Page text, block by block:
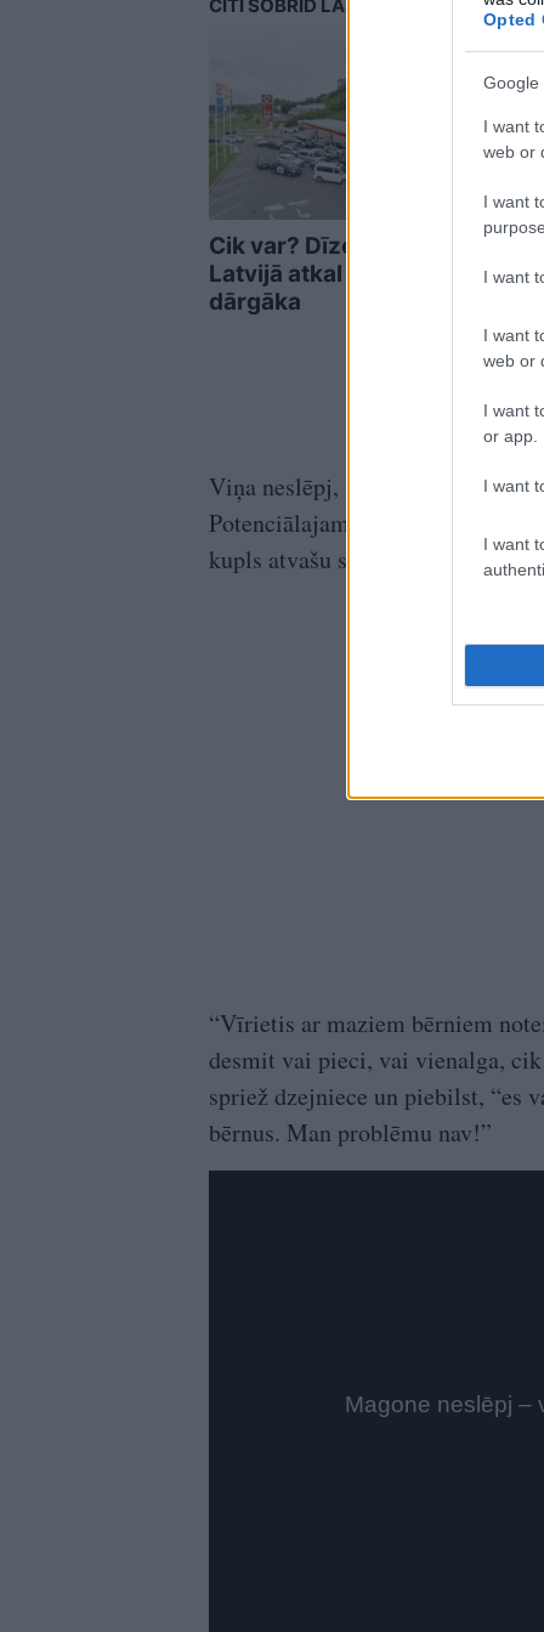
Opted
Google
I want
web or
I want
I want
I want
web or
I want
or app.
I want
I want
CITI ŠOBRĪD LASA
Cik var? Dīzeļdegviela
Latvijā atkal kļuvusi
dārgāka
Dzer
Viņa neslēpj, ka partnera
Potenciālajam dzīvesbiedram
kupls atvašu skaits.
“Vīrietis ar maziem bērniem
desmit vai pieci, vai vienalga,
spriež dzejniece un piebilst, “es
bērnus. Man problēmu nav!”